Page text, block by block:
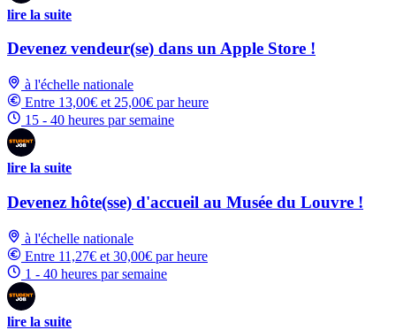
lire la suite
Devenez vendeur(se) dans un Apple Store !
à l'échelle nationale
Entre 13,00€ et 25,00€ par heure
15 - 40 heures par semaine
lire la suite
Devenez hôte(sse) d'accueil au Musée du Louvre !
à l'échelle nationale
Entre 11,27€ et 30,00€ par heure
1 - 40 heures par semaine
lire la suite